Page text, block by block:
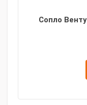
Сопло